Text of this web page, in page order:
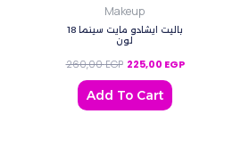
Makeup
باليت ايشادو مايت سينما 18
لون
260,00EGP 225,00 EGP
Add To Cart